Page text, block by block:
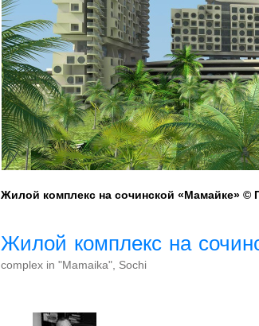
Жилой комплекс на сочинской «Мамайке» ©
Жилой комплекс на
complex in "Mamaika", Sochi